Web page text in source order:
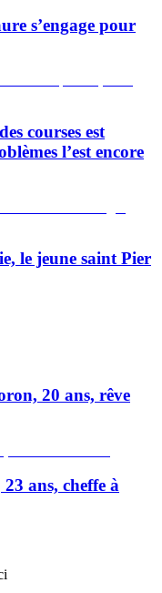
s’engage pour
courses est
l’est encore
le jeune saint Pier
20 ans, rêve
ans, cheffe à